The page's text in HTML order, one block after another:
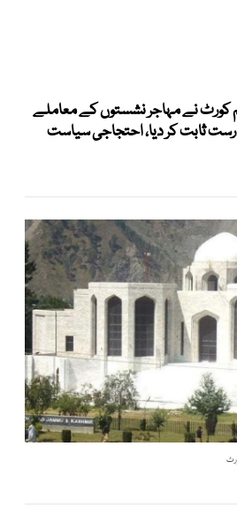
کورٹ نے مہاجر نشستوں کے معاملے
ثابت کر دیا، احتجاجی سیاست